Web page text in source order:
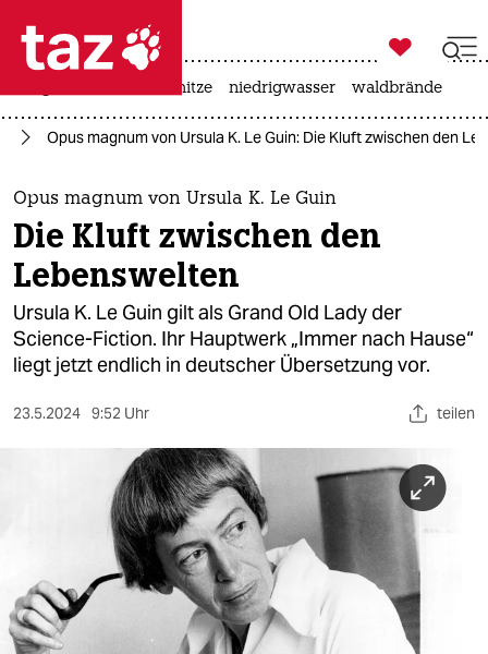
 taz zahl ich
taz zahl ich
themen
politik
öko
gesellschaft
wahrheit
verlag

taz zahl ich
hitze niedrigwasser waldbrände
Opus magnum von Ursula K. Le Guin: Die Kluft zwischen den
Opus magnum von Ursula K. Le Guin
Die Kluft zwischen den
Lebenswelten
Ursula K. Le Guin gilt als Grand Old Lady der
Science-Fiction. Ihr Hauptwerk „Immer nach Hause“
liegt jetzt endlich in deutscher Übersetzung vor.
23.5.2024 9:52 Uhr teilen